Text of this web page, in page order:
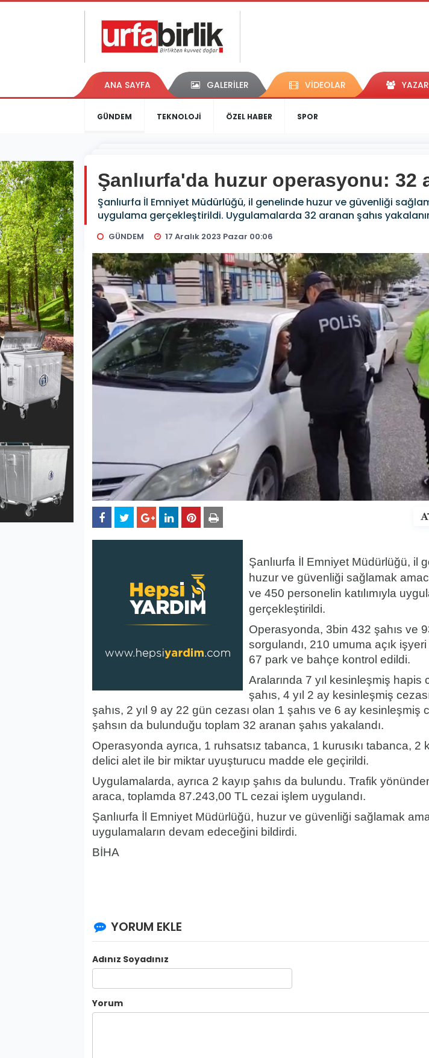
ANA SAYFA GALERİLER VİDEOLAR
GÜNDEM TEKNOLOJİ ÖZEL HABER SPOR
Şanlıurfa'da huzur operasyonu: 32
Şanlıurfa İl Emniyet Müdürlüğü, il genelinde huzur ve güvenliği
uygulama gerçekleştirildi. Uygulamalarda 32 aranan şahıs
GÜNDEM 17 Aralık 2023 Pazar 00:06
Şanlıurfa İl Emniyet Müdürlüğü, il
huzur ve güvenliği sağlamak
ve 450 personelin katılımıyla
gerçekleştirildi.
Operasyonda, 3bin 432 şahıs ve
sorgulandı, 210 umuma açık
67 park ve bahçe kontrol edildi.
Aralarında 7 yıl kesinleşmiş hapis
şahıs, 4 yıl 2 ay kesinleşmiş
şahıs, 2 yıl 9 ay 22 gün cezası olan 1 şahıs ve 6 ay kesinleşmiş
şahsın da bulunduğu toplam 32 aranan şahıs yakalandı.
Operasyonda ayrıca, 1 ruhsatsız tabanca, 1 kurusıkı tabanca, 2
delici alet ile bir miktar uyuşturucu madde ele geçirildi.
Uygulamalarda, ayrıca 2 kayıp şahıs da bulundu. Trafik
araca, toplamda 87.243,00 TL cezai işlem uygulandı.
Şanlıurfa İl Emniyet Müdürlüğü, huzur ve güvenliği sağlamak
uygulamaların devam edeceğini bildirdi.
BİHA
YORUM EKLE
Adınız Soyadınız
Yorum
GÜNDEM